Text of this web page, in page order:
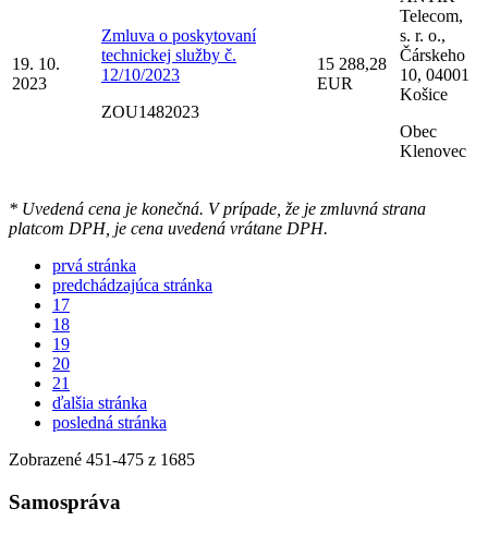
19. 10.
2023
Zmluva o poskytovaní
technickej služby č.
12/10/2023
ZOU1482023
15 288,28
EUR
Telecom,
s. r. o.,
Čárskeho
10, 04001
Košice
Obec
Klenovec
* Uvedená cena je konečná. V prípade, že je zmluvná strana
platcom DPH, je cena uvedená vrátane DPH.
prvá stránka
predchádzajúca stránka
17
18
19
20
21
ďalšia stránka
posledná stránka
Zobrazené 451-475 z 1685
Samospráva